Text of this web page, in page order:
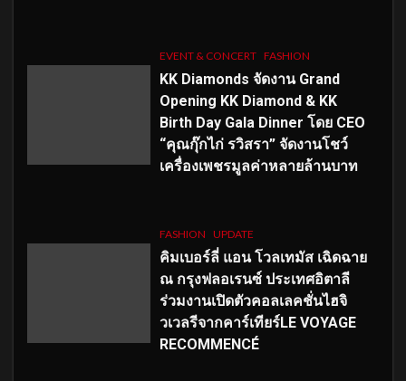
EVENT & CONCERT FASHION
KK Diamonds จัดงาน Grand
Opening KK Diamond & KK
Birth Day Gala Dinner โดย CEO
“คุณกุ๊กไก่ รวิสรา” จัดงานโชว์
เครื่องเพชรมูลค่าหลายล้านบาท
FASHION UPDATE
คิมเบอร์ลี่ แอน โวลเทมัส เฉิดฉาย
ณ กรุงฟลอเรนซ์ ประเทศอิตาลี
ร่วมงานเปิดตัวคอลเลคชั่นไฮจิ
วเวลรีจากคาร์เทียร์LE VOYAGE
RECOMMENCÉ